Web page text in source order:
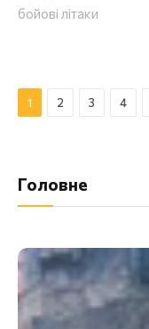
бойові літаки
1 2 3 4
Головне